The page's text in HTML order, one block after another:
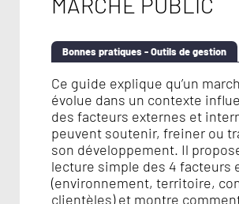
Bonnes pratiques - Outils de gestion
Ce guide explique qu’un
évolue dans un contexte
des facteurs externes et
peuvent soutenir, freiner ou
son développement. Il
lecture simple des 4 facteurs
(environnement, territoire,
clientèles) et montre